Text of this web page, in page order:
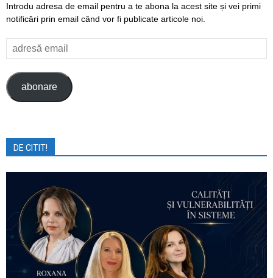
Introdu adresa de email pentru a te abona la acest site și vei primi
notificări prin email când vor fi publicate articole noi.
adresă
email
abonare
DE CITIT!